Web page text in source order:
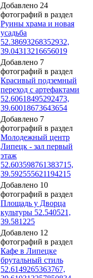
Добавлено 24
фотографий в раздел
Руины храма и новая
усадьба
52.38693268352932,
39.04313216656019
Добавлено 7
фотографий в раздел
Красивый подземный
переход с артефактами
52.60618495292473,
39.60018673643654
Добавлено 7
фотографий в раздел
Молодежный центр
Липецк - зал первый
этаж
52.603598761383715,
39.592555621194215
Добавлено 10
фотографий в раздел
Площадь у Дворца
культуры 52.540521,
39.581225
Добавлено 12
фотографий в раздел
Кафе в Липецке
брутальный стиль
52.6149265363767,